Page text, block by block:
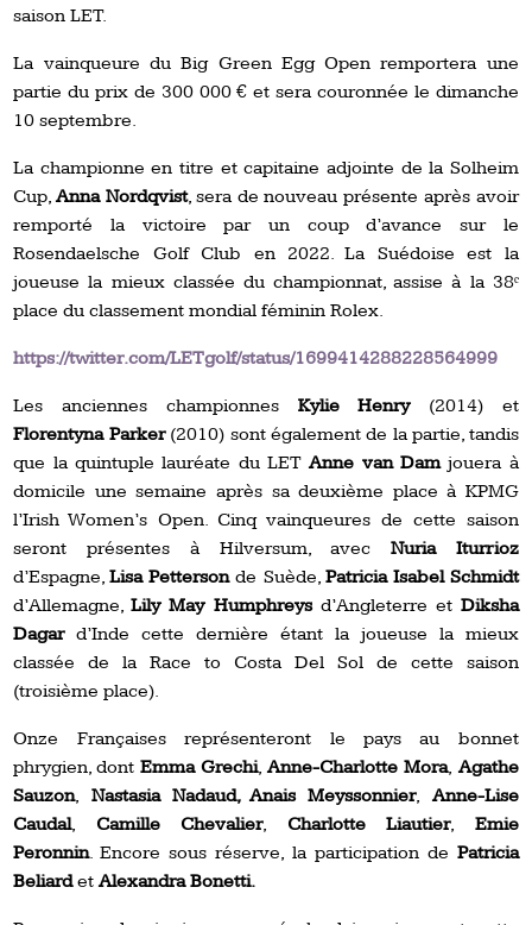
saison LET.
La vainqueure du Big Green Egg Open remportera une
partie du prix de 300 000 € et sera couronnée le dimanche
10 septembre.
La championne en titre et capitaine adjointe de la Solheim
Cup,Anna Nordqvist, sera de nouveau présente après avoir
remporté la victoire par un coup d’avance sur le
Rosendaelsche Golf Club en 2022. La Suédoise est la
joueuse la mieux classée du championnat, assise à la 38ᵉ
place du classement mondial féminin Rolex.
https://twitter.com/LETgolf/status/1699414288228564999
Les anciennes championnes Kylie Henry(2014) et
Florentyna Parker(2010) sont également de la partie, tandis
que la quintuple lauréate du LET Anne van Damjouera à
domicile une semaine après sa deuxième place à KPMG
l’Irish Women’s Open. Cinq vainqueures de cette saison
seront présentes à Hilversum, avec Nuria Iturrioz
d’Espagne,Lisa Pettersonde Suède, Patricia Isabel Schmidt
d’Allemagne,Lily May Humphreysd’Angleterre et Diksha
Dagard’Inde cette dernière étant la joueuse la mieux
classée de la Race to Costa Del Sol de cette saison
(troisième place).
Onze Françaises représenteront le pays au bonnet
phrygien, dont Emma Grechi, Anne-Charlotte Mora,Agathe
Sauzon, Nastasia Nadaud, Anais Meyssonnier,Anne-Lise
Caudal, Camille Chevalier, Charlotte Liautier, Emie
Peronnin. Encore sous réserve, la participation de Patricia
BeliardetAlexandra Bonetti.